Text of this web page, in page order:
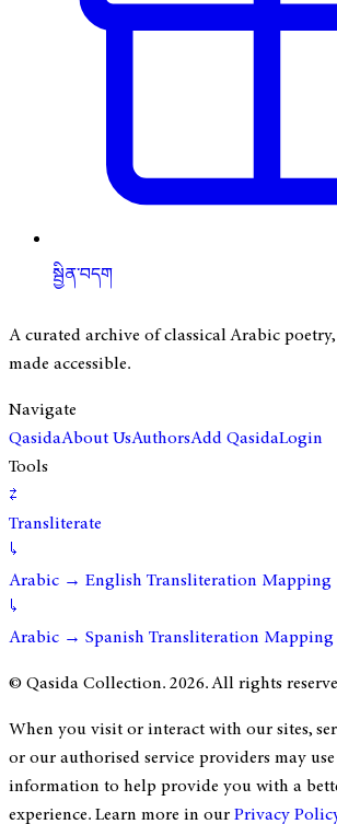
སྦྱིན་བདག
A curated archive of classical Arabic
made accessible.
Navigate
QasidaAbout UsAuthorsAdd QasidaLogin
Tools
⇄
Transliterate
↳
Arabic → English Transliteration Mapping
↳
Arabic → Spanish Transliteration Mapping
© Qasida Collection.2026. All rights
When you visit or interact with our sites,
or our authorised service providers may
information to help provide you with a
experience. Learn more in ourPrivacy